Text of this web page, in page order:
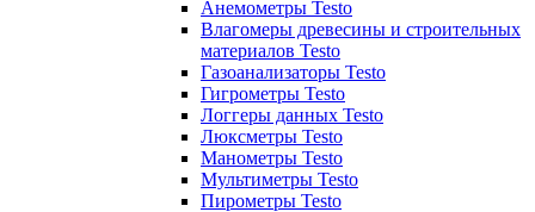
Анемометры Testo
Влагомеры древесины и строительных
материалов Testo
Газоанализаторы Testo
Гигрометры Testo
Логгеры данных Testo
Люксметры Testo
Манометры Testo
Мультиметры Testo
Пирометры Testo